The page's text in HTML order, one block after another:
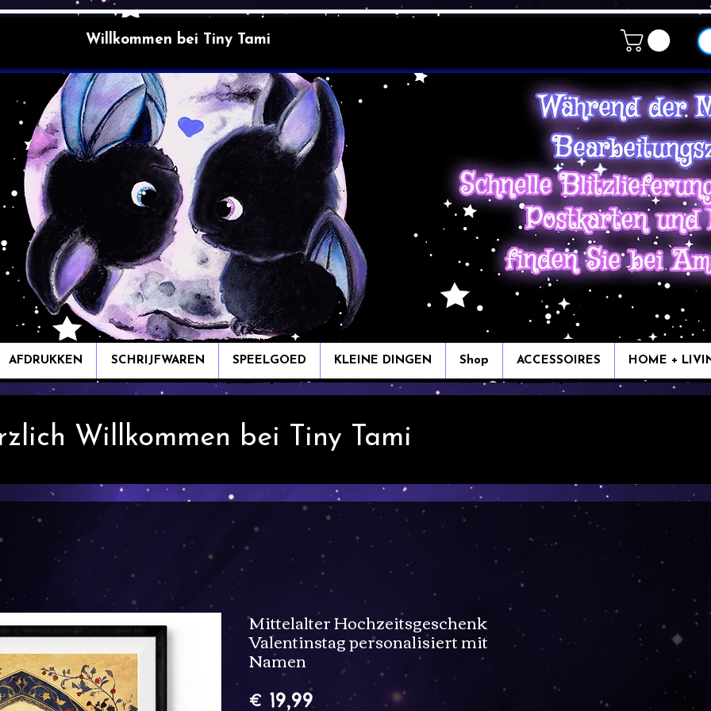
Willkommen bei Tiny Tami
AFDRUKKEN SCHRIJFWAREN SPEELGOED KLEINE DINGEN Shop ACCESSOIRES HOME +
Willkommen bei Tiny Tami
Mittelalter Hochzeitsgeschenk
Valentinstag personalisiert mit
Namen
€ 19,99 Prijs